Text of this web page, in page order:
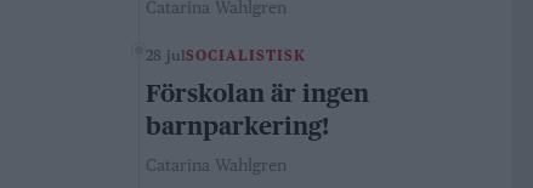
Catarina Wahlgren
28 julSOCIALISTISK
Förskolan är ingen
barnparkering!
Catarina Wahlgren